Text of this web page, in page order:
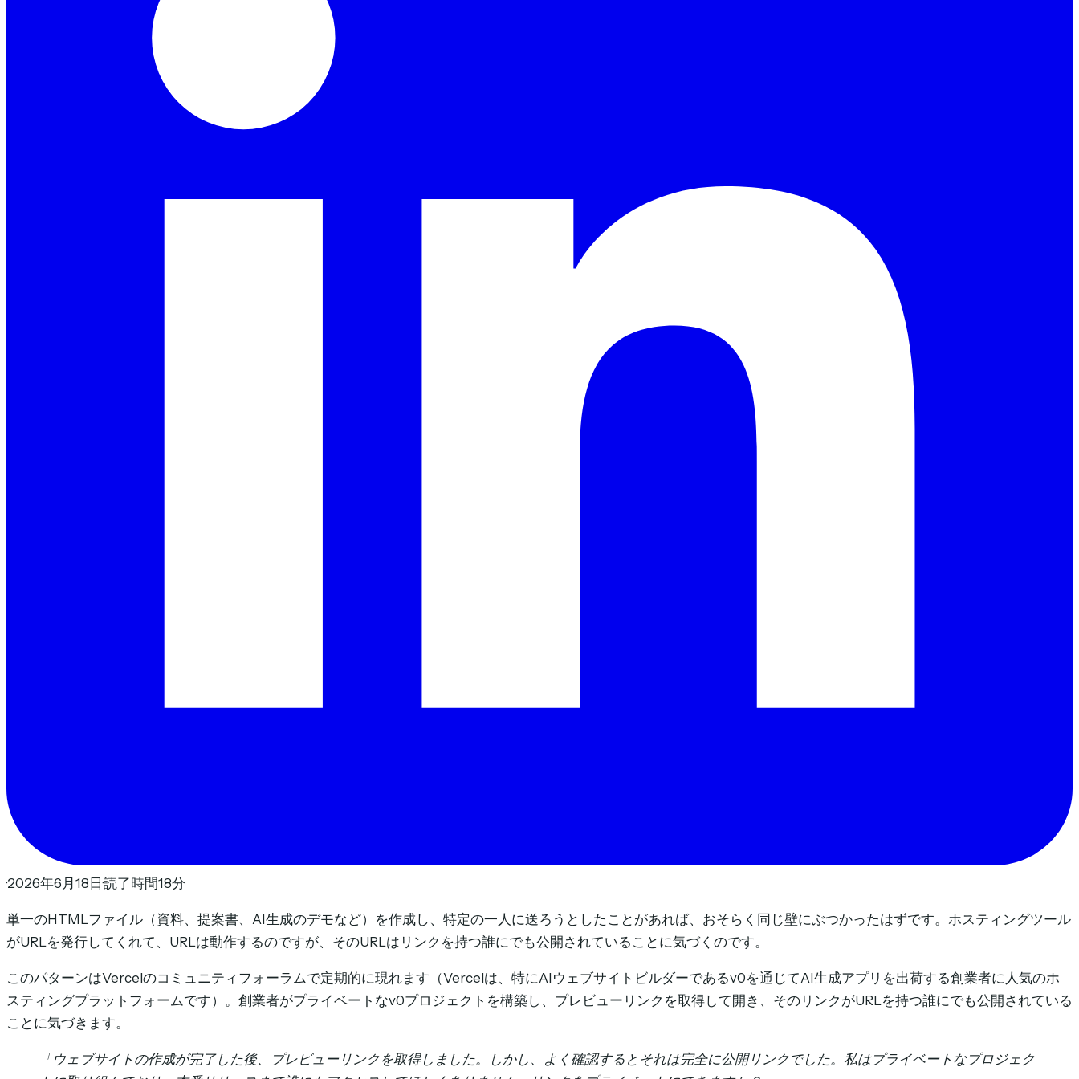
·2026年6月18日·読了時間18分
単一のHTMLファイル（資料、提案書、AI生成のデモなど）を作成し、特定の一人に送ろうとしたことがあれば、おそらく同じ壁にぶつかったはずです。ホスティングツール
がURLを発行してくれて、URLは動作するのですが、そのURLはリンクを持つ誰にでも公開されていることに気づくのです。
このパターンはVercelのコミュニティフォーラムで定期的に現れます（Vercelは、特にAIウェブサイトビルダーであるv0を通じてAI生成アプリを出荷する創業者に人気のホ
スティングプラットフォームです）。創業者がプライベートなv0プロジェクトを構築し、プレビューリンクを取得して開き、そのリンクがURLを持つ誰にでも公開されている
ことに気づきます。
「ウェブサイトの作成が完了した後、プレビューリンクを取得しました。しかし、よく確認するとそれは完全に公開リンクでした。私はプライベートなプロジェク